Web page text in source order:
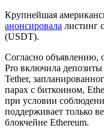
Крупнейшая
анонсировала листинг
(USDT).
Согласно объявлению,
Pro включила
Tether,
парах с биткоином,
при условии
поддерживает только
блокчейне Ethereum.